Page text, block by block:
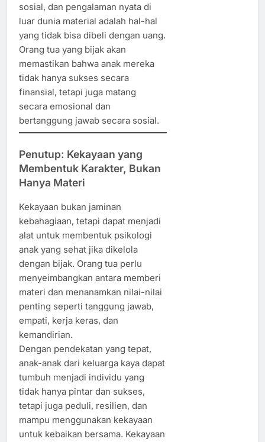
sosial, dan pengalaman nyata di
luar dunia material adalah hal-hal
yang tidak bisa dibeli dengan uang.
Orang tua yang bijak akan
memastikan bahwa anak mereka
tidak hanya sukses secara
finansial, tetapi juga matang
secara emosional dan
bertanggung jawab secara sosial.
Penutup: Kekayaan yang
Membentuk Karakter, Bukan
Hanya Materi
Kekayaan bukan jaminan
kebahagiaan, tetapi dapat menjadi
alat untuk membentuk psikologi
anak yang sehat jika dikelola
dengan bijak. Orang tua perlu
menyeimbangkan antara memberi
materi dan menanamkan nilai-nilai
penting seperti tanggung jawab,
empati, kerja keras, dan
kemandirian.
Dengan pendekatan yang tepat,
anak-anak dari keluarga kaya dapat
tumbuh menjadi individu yang
tidak hanya pintar dan sukses,
tetapi juga peduli, resilien, dan
mampu menggunakan kekayaan
untuk kebaikan bersama. Kekayaan